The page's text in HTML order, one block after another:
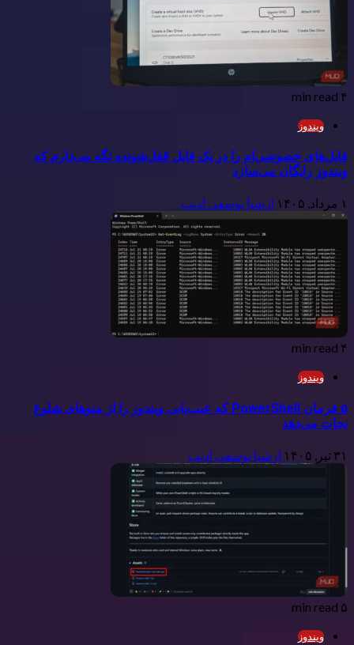
۴ min read
ویندوز
فایل‌های خصوصی‌ام را در یک فایل قفل‌شونده نگه می‌دارم که
ویندوز رایگان می‌سازد
۱ مرداد, ۱۴۰۵ ارشیا یوسفی ادیب
۴ min read
ویندوز
۵ فرمان PowerShell که عیب‌یابی ویندوز را از منوهای شلوغ
نجات می‌دهد
۳۱ تیر, ۱۴۰۵ ارشیا یوسفی ادیب
۵ min read
ویندوز